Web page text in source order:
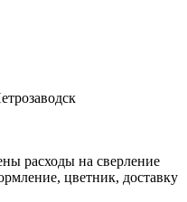
расходы на сверление
цветник, доставку